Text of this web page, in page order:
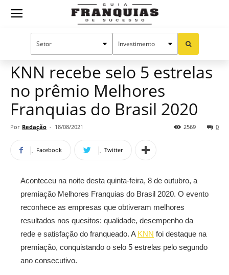
Guia
Mercado de franquias
KNN recebe selo 5 estrelas
no prêmio Melhores
Franquias do Brasil 2020
Por Redação - 18/08/2021 0
2569
Facebook Twitter
Aconteceu na noite desta quinta-feira, 8 de outubro, a
premiação Melhores Franquias do Brasil 2020. O evento
reconhece as empresas que obtiveram melhores
resultados nos quesitos: qualidade, desempenho da
rede e satisfação do franqueado. A KNN foi destaque na
premiação, conquistando o selo 5 estrelas pelo segundo
ano consecutivo.